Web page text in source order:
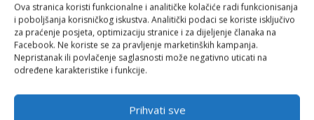
Ova stranica koristi funkcionalne i analitičke kolačiće radi funkcionisanja
i poboljšanja korisničkog iskustva. Analitički podaci se koriste isključivo
za praćenje posjeta, optimizaciju stranice i za dijeljenje članaka na
Facebook. Ne koriste se za pravljenje marketinških kampanja.
Nepristanak ili povlačenje saglasnosti može negativno uticati na
određene karakteristike i funkcije.
Prihvati sve
←Online platforma "Pozorište" je prva faza u
obnovi čuvenog jugoslavenskog teatarskog
lista
Veliko interesovanje publike za predstojeće
Tuzlanske pozorišne dane 2019